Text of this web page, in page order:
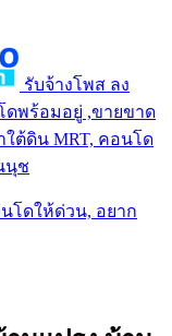
รับจ้างโพส ลง
ดพร้อมอยู่ ,ขายขาด
ต้ดิน MRT, คอนโด
นุช
โดให้ด่วน, อยาก